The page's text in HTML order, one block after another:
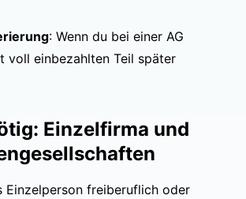
: Wenn du bei einer AG
voll einbezahlten Teil später
Einzelfirma und
Einzelperson freiberuflich oder